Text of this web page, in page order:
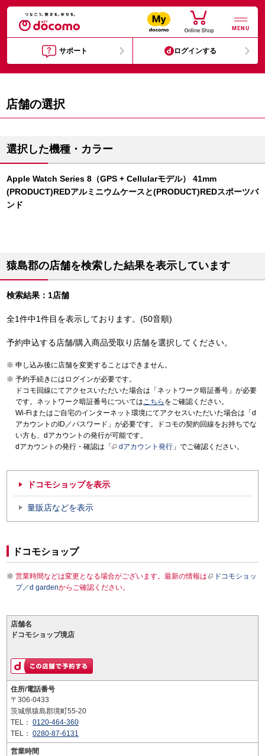
MENU
サポート ログインする
店舗の選択
選択した機種・カラー
Apple Watch Series 8（GPS + Cellularモデル） 41mm
(PRODUCT)REDアルミニウムケースと(PRODUCT)REDスポーツバ
ンド
猿島郡の店舗を検索した結果を表示しています
検索結果：1店舗
全1件中1件目を表示しております。(50音順)
予約申込する店舗/購入商品受取り店舗を選択してください。
申し込み後に店舗を変更することはできません。
予約手続きにはログインが必要です。
ドコモ回線にてアクセスいただいた場合は「ネットワーク暗証番号」が必要
です。ネットワーク暗証番号についてはこちら をご確認ください。
Wi-Fiまたはご自宅のインターネット環境にてアクセスいただいた場合は「d
アカウントのID／パスワード」が必要です。ドコモの契約回線をお持ちでな
い方も、dアカウントの発行が可能です。
dアカウントの発行・確認は「
dアカウント発行 」でご確認ください。
ドコモショップを表示
量販店などを表示
ドコモショップ
営業時間などは変更となる場合がございます。最新の情報は
ドコモショッ
プ／d gardenからご確認ください。
店舗名
ドコモショップ境店
住所/電話番号
〒306-0433
茨城県猿島郡境町55-20
TEL： 0120-464-360
TEL： 0280-87-6131
営業時間